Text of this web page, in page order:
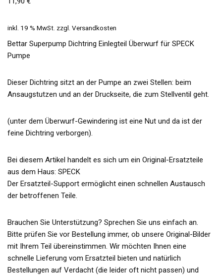
inkl. 19 % MwSt. zzgl. Versandkosten
Bettar Superpump Dichtring Einlegteil Überwurf für SPECK
Pumpe
Dieser Dichtring sitzt an der Pumpe an zwei Stellen: beim
Ansaugstutzen und an der Druckseite, die zum Stellventil geht.
(unter dem Überwurf-Gewindering ist eine Nut und da ist der
feine Dichtring verborgen).
Bei diesem Artikel handelt es sich um ein Original-Ersatzteile
aus dem Haus: SPECK
Der Ersatzteil-Support ermöglicht einen schnellen Austausch
der betroffenen Teile.
Brauchen Sie Unterstützung? Sprechen Sie uns einfach an.
Bitte prüfen Sie vor Bestellung immer, ob unsere Original-Bilder
mit Ihrem Teil übereinstimmen. Wir möchten Ihnen eine
schnelle Lieferung vom Ersatzteil bieten und natürlich
Bestellungen auf Verdacht (die leider oft nicht passen) und